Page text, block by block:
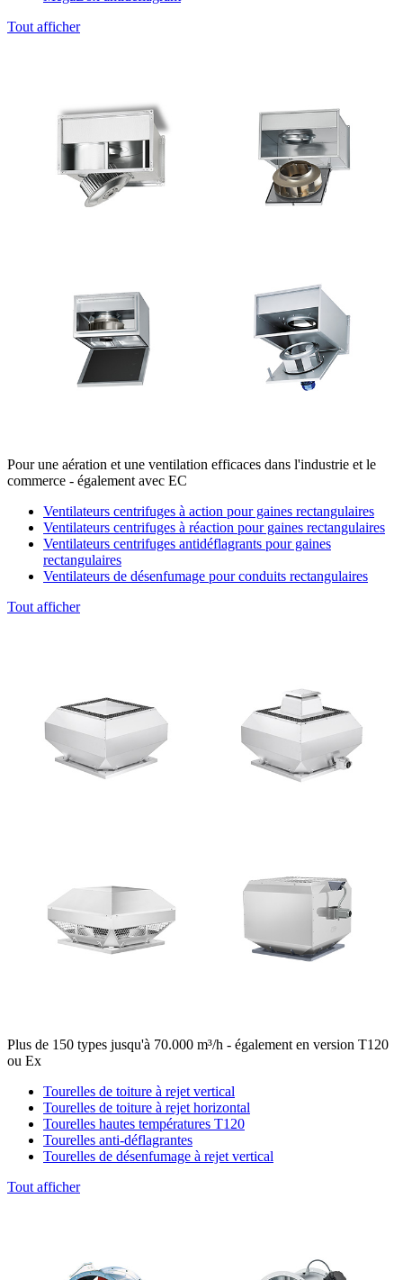
Tout afficher
Pour une aération et une ventilation efficaces dans l'industrie et le
commerce - également avec EC
Ventilateurs centrifuges à action pour gaines rectangulaires
Ventilateurs centrifuges à réaction pour gaines rectangulaires
Ventilateurs centrifuges antidéflagrants pour gaines
rectangulaires
Ventilateurs de désenfumage pour conduits rectangulaires
Tout afficher
Plus de 150 types jusqu'à 70.000 m³/h - également en version T120
ou Ex
Tourelles de toiture à rejet vertical
Tourelles de toiture à rejet horizontal
Tourelles hautes températures T120
Tourelles anti-déflagrantes
Tourelles de désenfumage à rejet vertical
Tout afficher